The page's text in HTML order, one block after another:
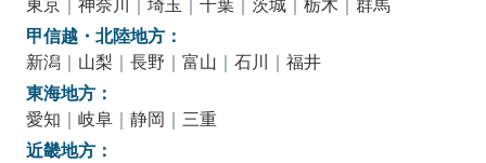
甲信越・北陸地方：
新潟 ｜ 山梨 ｜ 長野 ｜ 富山 ｜ 石川 ｜ 福井
東海地方：
愛知 ｜ 岐阜 ｜ 静岡 ｜ 三重
近畿地方：